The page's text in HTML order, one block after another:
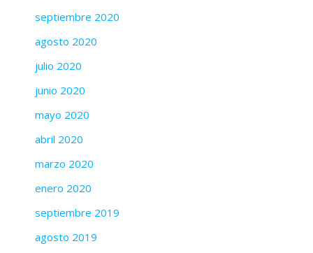
septiembre 2020
agosto 2020
julio 2020
junio 2020
mayo 2020
abril 2020
marzo 2020
enero 2020
septiembre 2019
agosto 2019